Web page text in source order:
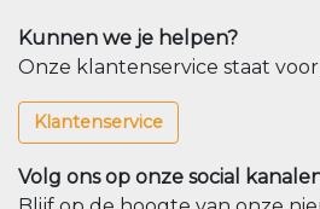
Kunnen we je helpen?
Onze klantenservice staat voor
Klantenservice
Volg ons op onze social